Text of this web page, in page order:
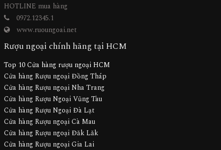
HOTLINE mua hàng
0972.12345.1
www.ruoungoai.net
Rượu ngoại chính hãng tại HCM
Top 10 Cửa hàng rượu ngoại HCM
Cửa hàng Rượu ngoại Đồng Tháp
Cửa hàng Rượu ngoại Nha Trang
Cửa hàng Rượu Ngoại Vũng Tàu
Cửa hàng Rượu Ngoại Đà Lạt
Cửa hàng Rượu ngoại Cà Mau
Cửa hàng Rượu ngoại Đăk Lăk
Cửa hàng Rượu ngoại Gia Lai